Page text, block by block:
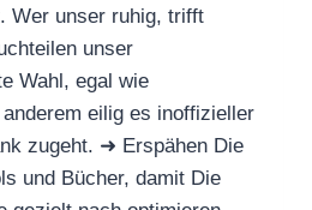
Wer unser ruhig, trifft
unser
Wahl, egal wie
eilig es inoffizieller
zugeht. ➜ Erspähen Die
und Bücher, damit Die